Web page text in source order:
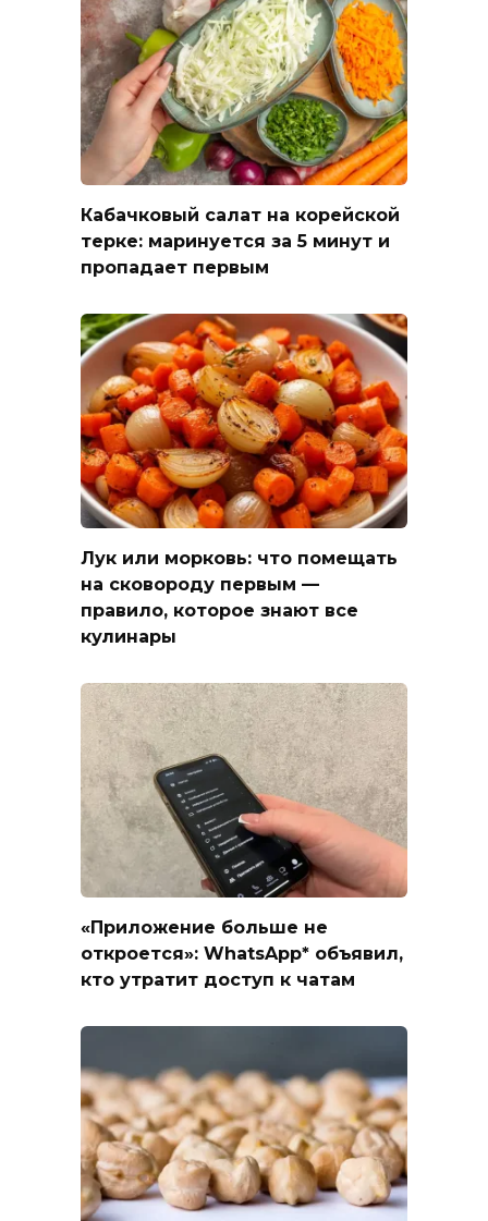
Кабачковый салат на корейской
терке: маринуется за 5 минут и
пропадает первым
Лук или морковь: что помещать
на сковороду первым —
правило, которое знают все
кулинары
«Приложение больше не
откроется»: WhatsApp* объявил,
кто утратит доступ к чатам